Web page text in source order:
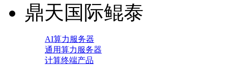
鼎天国际鲲泰
AI算力服务器
通用算力服务器
计算终端产品